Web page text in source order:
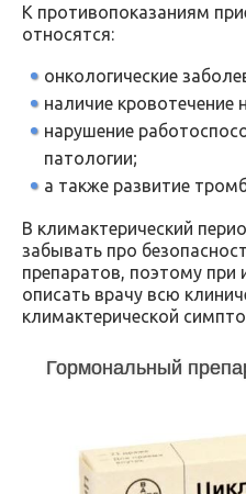
К противопоказаниям
относятся:
онкологические
наличие кровотечение
нарушение
патологии;
а также развитие
В климактерический
забывать про
препаратов, поэтому при
описать врачу всю
климактерической
Гормональный